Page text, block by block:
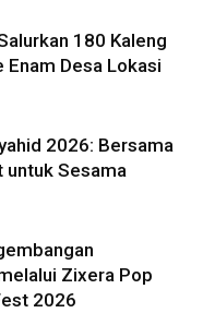
180 Kaleng
Enam Desa Lokasi
2026: Bersama
untuk Sesama
Zixera Pop
2026